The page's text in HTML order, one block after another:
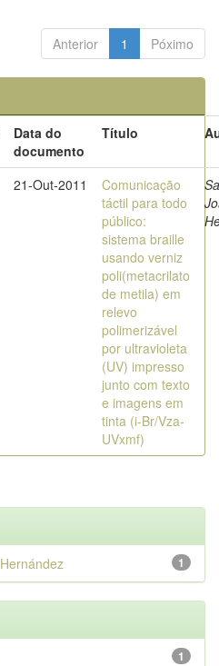
Anterior 1 Póximo
Data do
documento
Título
21-Out-2011
Comunicação
táctil para todo
público:
sistema braille
usando verniz
poli(metacrilato
de metila) em
relevo
polimerizável
por ultravioleta
(UV) impresso
junto com texto
e imagens em
tinta (i-Br/Vza-
UVxmf)
1
1